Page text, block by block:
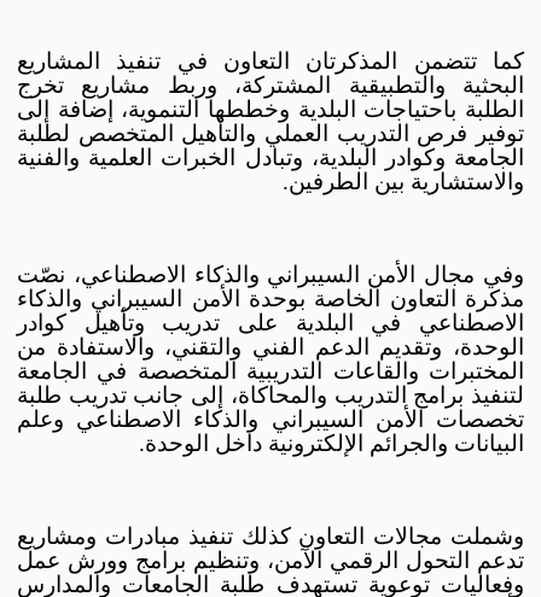
كما تتضمن المذكرتان التعاون في تنفيذ المشاريع
البحثية والتطبيقية المشتركة، وربط مشاريع تخرج
الطلبة باحتياجات البلدية وخططها التنموية، إضافة إلى
توفير فرص التدريب العملي والتأهيل المتخصص لطلبة
الجامعة وكوادر البلدية، وتبادل الخبرات العلمية والفنية
والاستشارية بين الطرفين.
وفي مجال الأمن السيبراني والذكاء الاصطناعي، نصّت
مذكرة التعاون الخاصة بوحدة الأمن السيبراني والذكاء
الاصطناعي في البلدية على تدريب وتأهيل كوادر
الوحدة، وتقديم الدعم الفني والتقني، والاستفادة من
المختبرات والقاعات التدريبية المتخصصة في الجامعة
لتنفيذ برامج التدريب والمحاكاة، إلى جانب تدريب طلبة
تخصصات الأمن السيبراني والذكاء الاصطناعي وعلم
البيانات والجرائم الإلكترونية داخل الوحدة.
وشملت مجالات التعاون كذلك تنفيذ مبادرات ومشاريع
تدعم التحول الرقمي الآمن، وتنظيم برامج وورش عمل
وفعاليات توعوية تستهدف طلبة الجامعات والمدارس